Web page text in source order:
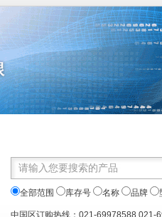
全部范围 库存号 名称 品牌
中国区订购热线：021-69978588 021-